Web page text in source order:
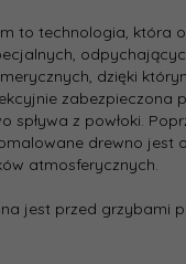
to technologia, która
dzięki
zabezpieczona
spływa z powłoki.
drewno jest
atmosferycznych.
jest przed grzybami